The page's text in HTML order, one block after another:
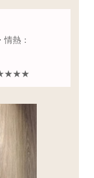
熱：